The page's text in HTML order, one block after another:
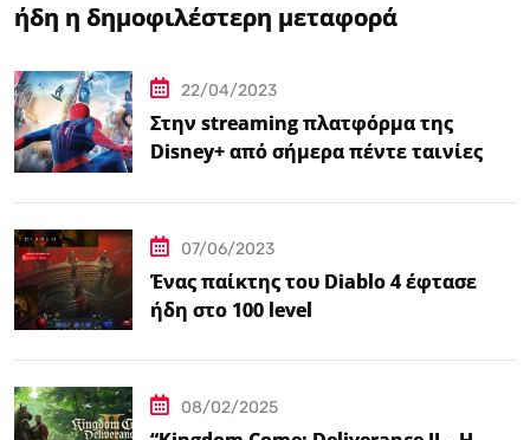
ήδη η δημοφιλέστερη μεταφορά
22/04/2023
Στην streaming πλατφόρμα της
Disney+ από σήμερα πέντε ταινίες
07/06/2023
Ένας παίκτης του Diablo 4 έφτασε
ήδη στο 100 level
08/02/2025